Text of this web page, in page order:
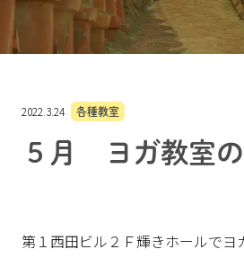
2022.3.24 各種教室
５月 ヨガ教室
第１西田ビル２Ｆ輝きホールでヨ